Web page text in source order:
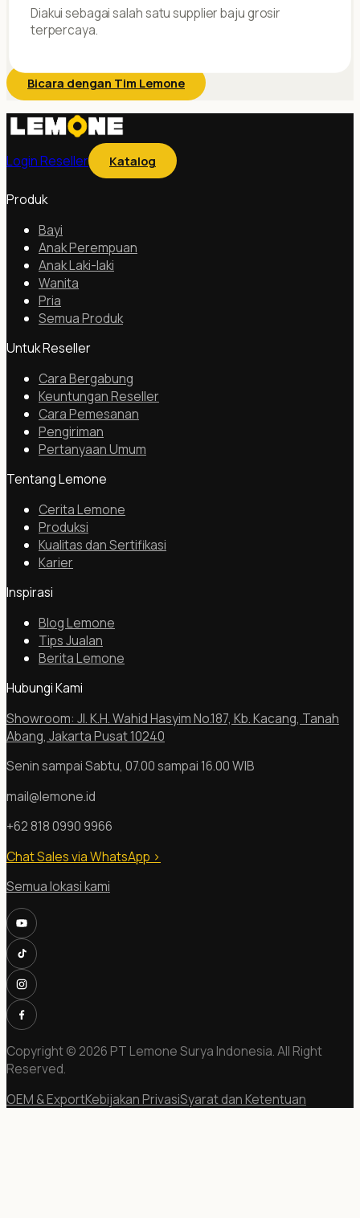
Diakui sebagai salah satu supplier baju grosir
terpercaya.
Bicara dengan Tim Lemone
Login Reseller Katalog
Produk
Bayi
Anak Perempuan
Anak Laki-laki
Wanita
Pria
Semua Produk
Untuk Reseller
Cara Bergabung
Keuntungan Reseller
Cara Pemesanan
Pengiriman
Pertanyaan Umum
Tentang Lemone
Cerita Lemone
Produksi
Kualitas dan Sertifikasi
Karier
Inspirasi
Blog Lemone
Tips Jualan
Berita Lemone
Hubungi Kami
Showroom: Jl. K.H. Wahid Hasyim No.187, Kb. Kacang, Tanah
Abang, Jakarta Pusat 10240
Senin sampai Sabtu, 07.00 sampai 16.00 WIB
mail@lemone.id
+62 818 0990 9966
Chat Sales via WhatsApp >
Semua lokasi kami
Copyright © 2026 PT Lemone Surya Indonesia. All Right
Reserved.
OEM & ExportKebijakan PrivasiSyarat dan Ketentuan